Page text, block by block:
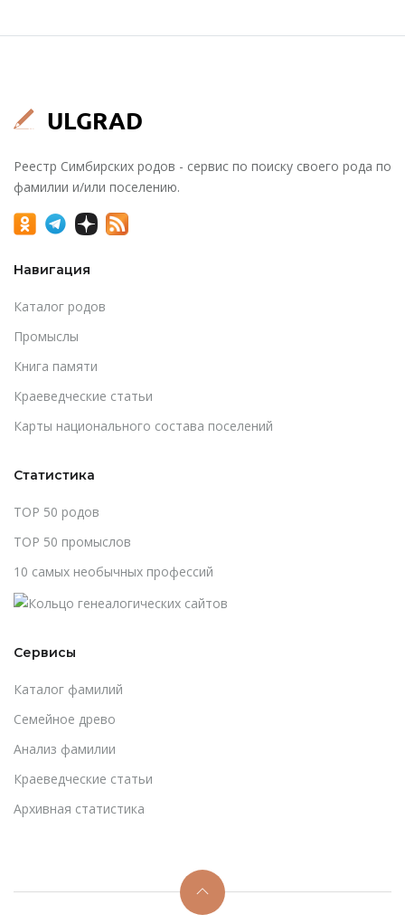
Реестр Симбирских родов - сервис по поиску своего рода по
фамилии и/или поселению.
Навигация
Каталог родов
Промыслы
Книга памяти
Краеведческие статьи
Карты национального состава поселений
Статистика
TOP 50 родов
TOP 50 промыслов
10 самых необычных профессий
Сервисы
Каталог фамилий
Cемейное древо
Анализ фамилии
Краеведческие статьи
Архивная статистика